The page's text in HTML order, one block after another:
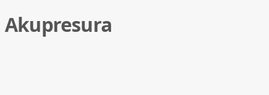
Akupresura